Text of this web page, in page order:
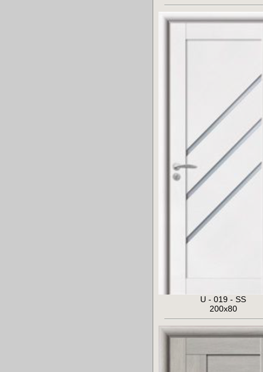
U - 019 - SS
200x80